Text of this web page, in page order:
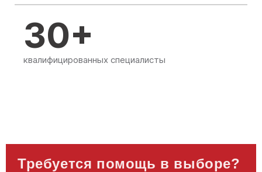
30+
квалифицированных специалисты
Требуется помощь в выборе?